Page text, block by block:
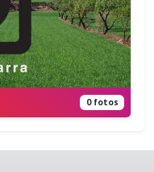
0 fotos